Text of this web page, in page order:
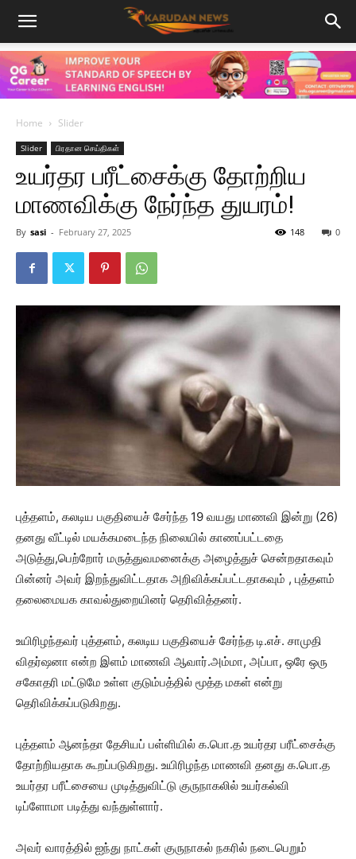
Home Slider
Slider பிரதான செய்திகள்
உயர்தர பரீட்சைக்கு தோற்றிய
மாணவிக்கு நேர்ந்த துயரம்!
By sasi - February 27, 2025 0
148
புத்தளம், கலடிய பகுதியைச் சேர்ந்த 19 வயது மாணவி இன்று (26)
தனது வீட்டில் மயக்கமடைந்த நிலையில் காணப்பட்டதை
அடுத்து,பெற்றோர் மருத்துவமனைக்கு அழைத்துச் சென்றதாகவும்
பின்னர் அவர் இறந்துவிட்டதாக அறிவிக்கப்பட்டதாகவும் , புத்தளம்
தலைமையக காவல்துறையினர் தெரிவித்தனர்.
உயிரிழந்தவர் புத்தளம், கலடிய பகுதியைச் சேர்ந்த டி.எச். சாமுதி
விதர்ஷனா என்ற இளம் மாணவி ஆவார்.அம்மா, அப்பா, ஒரே ஒரு
சகோதரி மட்டுமே உள்ள குடும்பத்தில் மூத்த மகள் என்று
தெரிவிக்கப்படுகிறது.
புத்தளம் ஆனந்தா தேசியப் பள்ளியில் க.பொ.த உயர்தர பரீட்சைக்கு
தோற்றியதாக கூறப்படுகிறது. உயிரிழந்த மாணவி தனது க.பொ.த
உயர்தர பரீட்சையை முடித்துவிட்டு குருநாகலில் உயர்கல்வி
டிப்ளோமா படித்து வந்துள்ளார்.
அவர் வாரத்தில் ஐந்து நாட்கள் குருநாகல் நகரில் நடைபெறும்